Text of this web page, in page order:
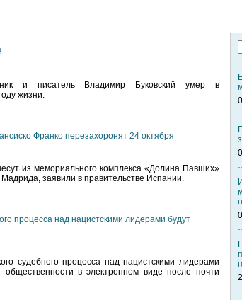
и писатель Владимир Буковский умер в
жизни.
Франко перезахоронят 24 октября
из мемориального комплекса «Долина Павших»
заявили в правительстве Испании.
процесса над нацистскими лидерами будут
судебного процесса над нацистскими лидерами
общественности в электронном виде после почти